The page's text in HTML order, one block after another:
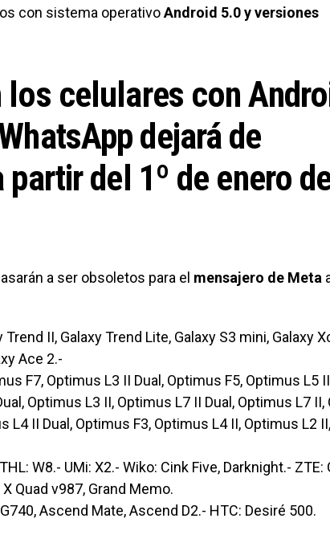
con sistema operativoAndroid 5.0 y versiones
los celulares con
dejará de
del 1º de enero
a ser obsoletos para el mensajero de Meta
Trend II, Galaxy Trend Lite, Galaxy S3 mini, Galaxy
Ace 2.-
F7, Optimus L3 II Dual, Optimus F5, Optimus L5
Optimus L3 II, Optimus L7 II Dual, Optimus L7 II,
L4 II Dual, Optimus F3, Optimus L4 II, Optimus L2 II,
W8.- UMi: X2.- Wiko: Cink Five, Darknight.- ZTE:
X Quad v987, Grand Memo.
Ascend Mate, Ascend D2.- HTC: Desiré 500.